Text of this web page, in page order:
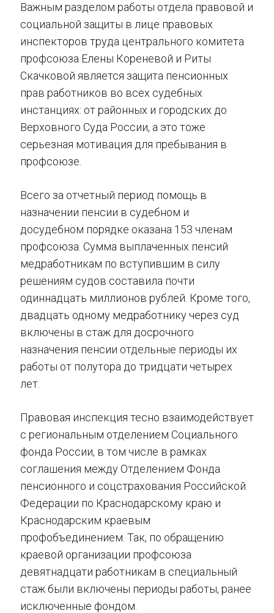
Важным разделом работы отдела правовой и
социальной защиты в лице правовых
инспекторов труда центрального комитета
профсоюза Елены Кореневой и Риты
Скачковой является защита пенсионных
прав работников во всех судебных
инстанциях: от районных и городских до
Верховного Суда России, а это тоже
серьезная мотивация для пребывания в
профсоюзе.
Всего за отчетный период помощь в
назначении пенсии в судебном и
досудебном порядке оказана 153 членам
профсоюза. Сумма выплаченных пенсий
медработникам по вступившим в силу
решениям судов составила почти
одиннадцать миллионов рублей. Кроме того,
двадцать одному медработнику через суд
включены в стаж для досрочного
назначения пенсии отдельные периоды их
работы от полутора до тридцати четырех
лет.
Правовая инспекция тесно взаимодействует
с региональным отделением Социального
фонда России, в том числе в рамках
соглашения между Отделением Фонда
пенсионного и соцстрахования Российской
Федерации по Краснодарскому краю и
Краснодарским краевым
профобъединением. Так, по обращению
краевой организации профсоюза
девятнадцати работникам в специальный
стаж были включены периоды работы, ранее
исключенные фондом.